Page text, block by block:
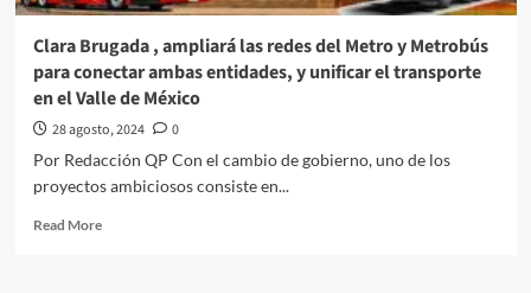
Clara Brugada , ampliará las redes del Metro y Metrobús
para conectar ambas entidades, y unificar el transporte
en el Valle de México
28 agosto, 2024
0
Por Redacción QP Con el cambio de gobierno, uno de los
proyectos ambiciosos consiste en...
Read MoreRead